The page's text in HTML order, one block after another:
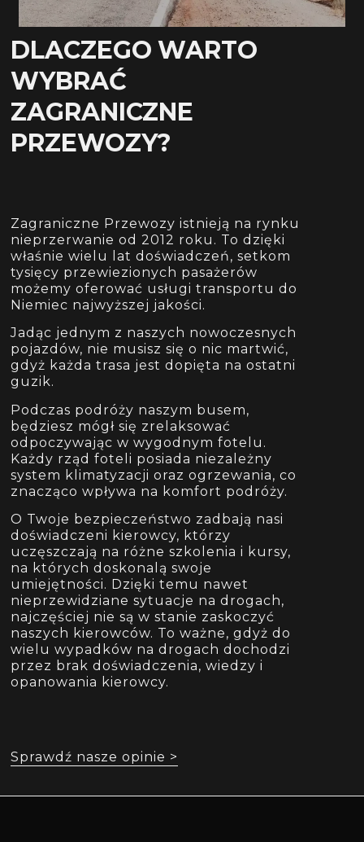
DLACZEGO WARTO
WYBRAĆ
ZAGRANICZNE
PRZEWOZY?
Zagraniczne Przewozy istnieją na rynku
nieprzerwanie od 2012 roku. To dzięki
właśnie wielu lat doświadczeń, setkom
tysięcy przewiezionych pasażerów
możemy oferować usługi transportu do
Niemiec najwyższej jakości.
Jadąc jednym z naszych nowoczesnych
pojazdów, nie musisz się o nic martwić,
gdyż każda trasa jest dopięta na ostatni
guzik.
Podczas podróży naszym busem,
będziesz mógł się zrelaksować
odpoczywając w wygodnym fotelu.
Każdy rząd foteli posiada niezależny
system klimatyzacji oraz ogrzewania, co
znacząco wpływa na komfort podróży.
O Twoje bezpieczeństwo zadbają nasi
doświadczeni kierowcy, którzy
uczęszczają na różne szkolenia i kursy,
na których doskonalą swoje
umiejętności. Dzięki temu nawet
nieprzewidziane sytuacje na drogach,
najczęściej nie są w stanie zaskoczyć
naszych kierowców. To ważne, gdyż do
wielu wypadków na drogach dochodzi
przez brak doświadczenia, wiedzy i
opanowania kierowcy.
Sprawdź nasze opinie >